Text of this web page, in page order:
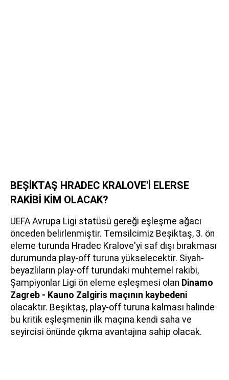
BEŞİKTAŞ HRADEC KRALOVE'İ ELERSE
RAKİBİ KİM OLACAK?
UEFA Avrupa Ligi statüsü gereği eşleşme ağacı
önceden belirlenmiştir. Temsilcimiz Beşiktaş, 3. ön
eleme turunda Hradec Kralove'yi saf dışı bırakması
durumunda play-off turuna yükselecektir. Siyah-
beyazlıların play-off turundaki muhtemel rakibi,
Şampiyonlar Ligi ön eleme eşleşmesi olan Dinamo
Zagreb - Kauno Zalgiris maçının kaybedeni
olacaktır. Beşiktaş, play-off turuna kalması halinde
bu kritik eşleşmenin ilk maçına kendi saha ve
seyircisi önünde çıkma avantajına sahip olacak.